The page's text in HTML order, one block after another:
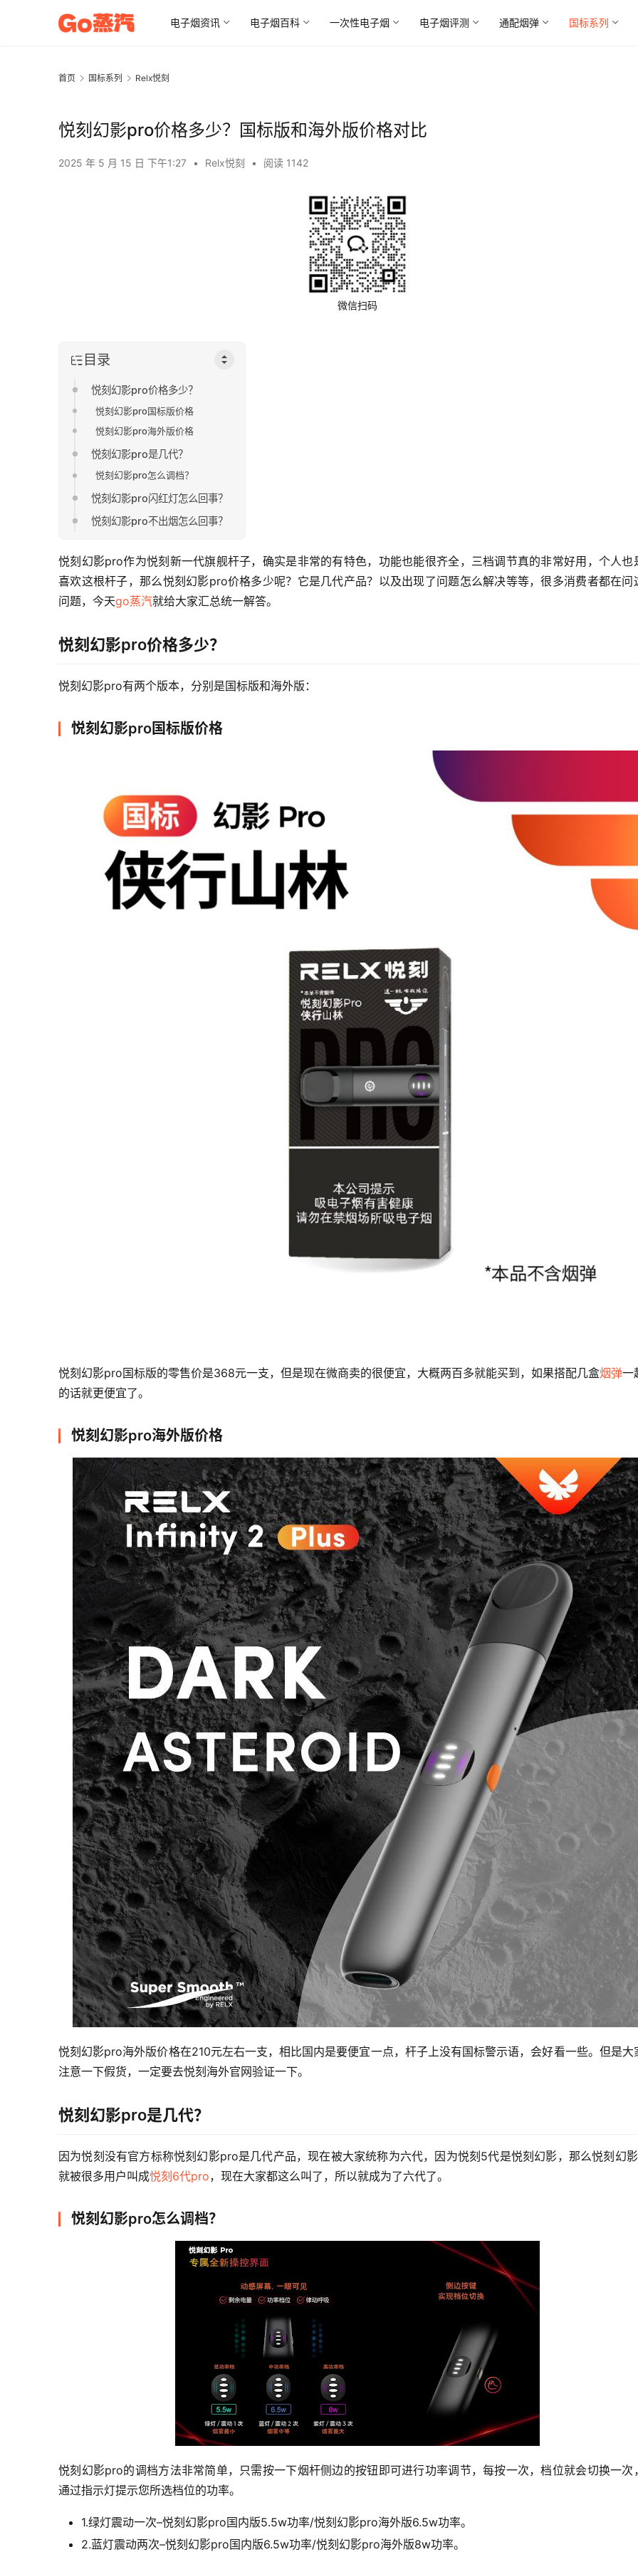
电子烟资讯 电子烟百科 一次性电子烟 电子烟评测 通配烟弹 国标系列
首页 国标系列 Relx悦刻
悦刻幻影pro价格多少？国标版和海外版价格对比
2025 年 5 月 15 日 下午1:27 • Relx悦刻 • 阅读 1142
微信扫码
目录
悦刻幻影pro价格多少？
悦刻幻影pro国标版价格
悦刻幻影pro海外版价格
悦刻幻影pro是几代？
悦刻幻影pro怎么调档？
悦刻幻影pro闪红灯怎么回事？
悦刻幻影pro不出烟怎么回事？
悦刻幻影pro作为悦刻新一代旗舰杆子，确实是非常的有特色，功能也能很齐全，三档调节真的非常好用，个人也
喜欢这根杆子，那么悦刻幻影pro价格多少呢？它是几代产品？以及出现了问题怎么解决等等，很多消费者都在问
问题，今天go蒸汽就给大家汇总统一解答。
悦刻幻影pro价格多少？
悦刻幻影pro有两个版本，分别是国标版和海外版：
悦刻幻影pro国标版价格
悦刻幻影pro国标版的零售价是368元一支，但是现在微商卖的很便宜，大概两百多就能买到，如果搭配几盒烟弹一
的话就更便宜了。
悦刻幻影pro海外版价格
悦刻幻影pro海外版价格在210元左右一支，相比国内是要便宜一点，杆子上没有国标警示语，会好看一些。但是大
注意一下假货，一定要去悦刻海外官网验证一下。
悦刻幻影pro是几代？
因为悦刻没有官方标称悦刻幻影pro是几代产品，现在被大家统称为六代，因为悦刻5代是悦刻幻影，那么悦刻幻
就被很多用户叫成悦刻6代pro，现在大家都这么叫了，所以就成为了六代了。
悦刻幻影pro怎么调档？
悦刻幻影pro的调档方法非常简单，只需按一下烟杆侧边的按钮即可进行功率调节，每按一次，档位就会切换一次
通过指示灯提示您所选档位的功率。
1.绿灯震动一次–悦刻幻影pro国内版5.5w功率/悦刻幻影pro海外版6.5w功率。
2.蓝灯震动两次–悦刻幻影pro国内版6.5w功率/悦刻幻影pro海外版8w功率。